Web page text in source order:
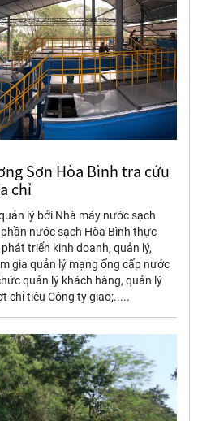
Sơn Hòa Bình tra cứu
chỉ
lý bởi Nhà máy nước sạch
nước sạch Hòa Bình thực
triển kinh doanh, quản lý,
gia quản lý mạng ống cấp nước
quản lý khách hàng, quản lý
chỉ tiêu Công ty giao;.....